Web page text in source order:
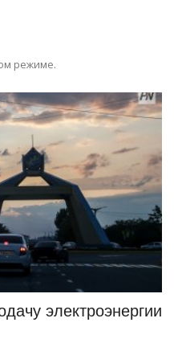
режиме.
электроэнергии